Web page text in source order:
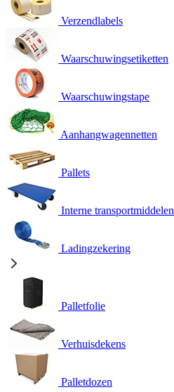
Verzendlabels
Waarschuwingsetiketten
Waarschuwingstape
Aanhangwagennetten
Pallets
Interne transportmiddelen
Ladingzekering
Palletfolie
Verhuisdekens
Palletdozen